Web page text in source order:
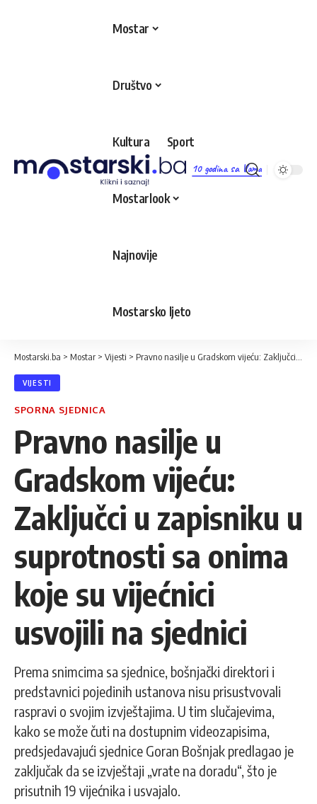
10 godina sa Vama
Mostar
Društvo
Kultura Sport
Mostarlook
Najnovije
Mostarsko ljeto
Mostarski.ba > Mostar > Vijesti > Pravno nasilje u Gradskom vijeću: Zaključci u zapisniku u suprotnosti sa onima koje su vijećnici usvojili na sjednici
VIJESTI
SPORNA SJEDNICA
Pravno nasilje u
Gradskom vijeću:
Zaključci u zapisniku u
suprotnosti sa onima
koje su vijećnici
usvojili na sjednici
Prema snimcima sa sjednice, bošnjački direktori i
predstavnici pojedinih ustanova nisu prisustvovali
raspravi o svojim izvještajima. U tim slučajevima,
kako se može čuti na dostupnim videozapisima,
predsjedavajući sjednice Goran Bošnjak predlagao je
zaključak da se izvještaji „vrate na doradu“, što je
prisutnih 19 vijećnika i usvajalo.